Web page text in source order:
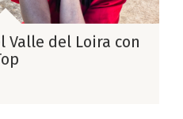
Valle del Loira con